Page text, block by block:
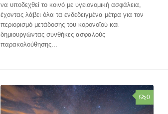
να υποδεχθεί το κοινό με υγειονομική ασφάλεια,
έχοντας λάβει όλα τα ενδεδειγμένα μέτρα για τον
περιορισμό μετάδοσης του κορονοϊού και
δημιουργώντας συνθήκες ασφαλούς
παρακολούθησης...
0